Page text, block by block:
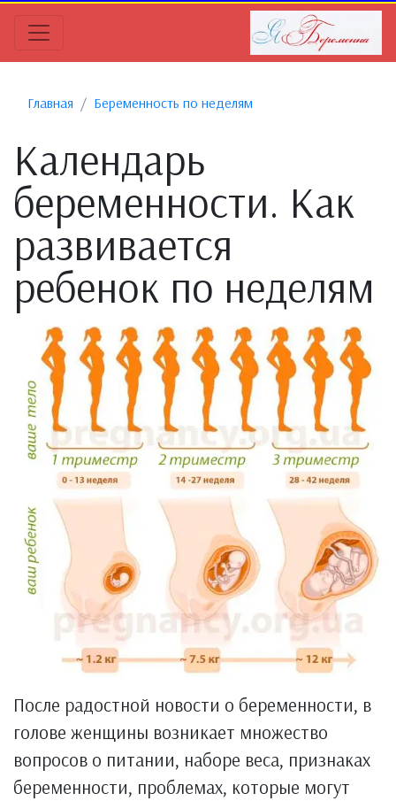
Главная Беременность по неделям
Календарь
беременности. Как
развивается
ребенок по неделям
После радостной новости о беременности, в
голове женщины возникает множество
вопросов о питании, наборе веса, признаках
беременности, проблемах, которые могут